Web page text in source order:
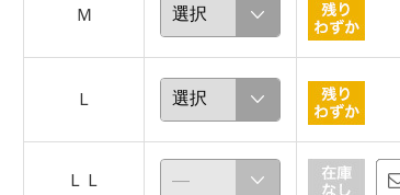
糠澤典子
160cm
Ｍ
Ｌ
ＬＬ